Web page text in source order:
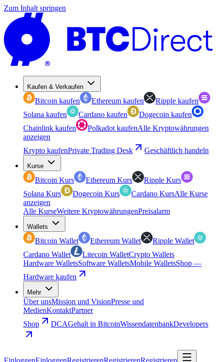
Zum Inhalt springen
Kaufen & Verkaufen
Bitcoin kaufen Ethereum kaufen
Ripple kaufen
Solana kaufen
Cardano kaufen
Dogecoin kaufen
Chainlink kaufen
Polkadot kaufenAlle Kryptowährungen
anzeigen
Krypto kaufenPrivate Trading Desk Geschäftlich handeln
Kurse
Bitcoin Kurs Ethereum Kurs
Ripple Kurs
Solana Kurs
Dogecoin Kurs Cardano KursAlle Kurse
anzeigen
Alle KurseWeitere KryptowährungenPreisalarm
Wallets
Bitcoin Wallet Ethereum Wallet
Ripple Wallet
Cardano Wallet
Litecoin WalletCrypto Wallets
Hardware WalletsSoftware WalletsMobile WalletsShop —
Hardware kaufen
Mehr
Über unsMission und VisionPresse und
MedienKontaktPartner
Shop
DCAGehalt in BitcoinWissendatenbankDevelopers